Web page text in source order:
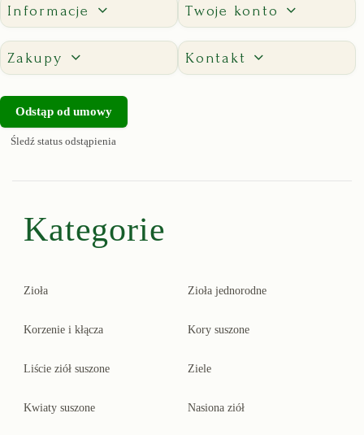
Informacje Twoje konto
Zakupy Kontakt
Odstąp od umowy
Śledź status odstąpienia
Kategorie
Zioła Zioła jednorodne
Korzenie i kłącza Kory suszone
Liście ziół suszone Ziele
Kwiaty suszone Nasiona ziół